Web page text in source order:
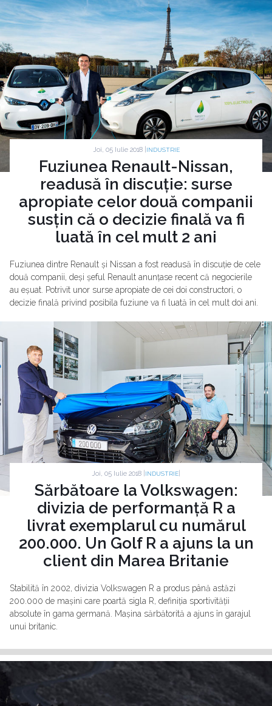
Joi, 05 Iulie 2018 | INDUSTRIE
Fuziunea Renault-Nissan,
readusă în discuție: surse
apropiate celor două companii
susțin că o decizie finală va fi
luată în cel mult 2 ani
Fuziunea dintre Renault și Nissan a fost readusă în discuție de cele
două companii, deși șeful Renault anunțase recent că negocierile
au eșuat. Potrivit unor surse apropiate de cei doi constructori, o
decizie finală privind posibila fuziune va fi luată în cel mult doi ani.
Joi, 05 Iulie 2018 | INDUSTRIE
Sărbătoare la Volkswagen:
divizia de performanță R a
livrat exemplarul cu numărul
200.000. Un Golf R a ajuns la un
client din Marea Britanie
Stabilită în 2002, divizia Volkswagen R a produs până astăzi
200.000 de mașini care poartă sigla R, definiția sportivității
absolute în gama germană. Mașina sărbătorită a ajuns în garajul
unui britanic.